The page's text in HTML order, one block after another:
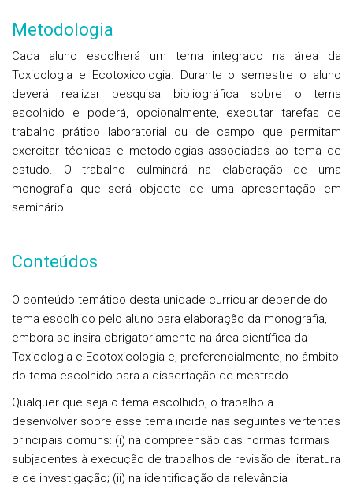
Metodologia
Cada aluno escolherá um tema integrado na área da
Toxicologia e Ecotoxicologia. Durante o semestre o aluno
deverá realizar pesquisa bibliográfica sobre o tema
escolhido e poderá, opcionalmente, executar tarefas de
trabalho prático laboratorial ou de campo que permitam
exercitar técnicas e metodologias associadas ao tema de
estudo. O trabalho culminará na elaboração de uma
monografia que será objecto de uma apresentação em
seminário.
Conteúdos
O conteúdo temático desta unidade curricular depende do
tema escolhido pelo aluno para elaboração da monografia,
embora se insira obrigatoriamente na área científica da
Toxicologia e Ecotoxicologia e, preferencialmente, no âmbito
do tema escolhido para a dissertação de mestrado.
Qualquer que seja o tema escolhido, o trabalho a
desenvolver sobre esse tema incide nas seguintes vertentes
principais comuns: (i) na compreensão das normas formais
subjacentes à execução de trabalhos de revisão de literatura
e de investigação; (ii) na identificação da relevância